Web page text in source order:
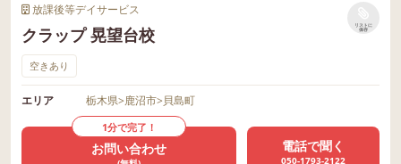
放課後等デイサービス
クラップ 晃望台校
リストに
保存
空きあり
エリア 栃木県>鹿沼市>貝島町
1分で完了！
お問い合わせ 電話で聞く
050-1793-2122